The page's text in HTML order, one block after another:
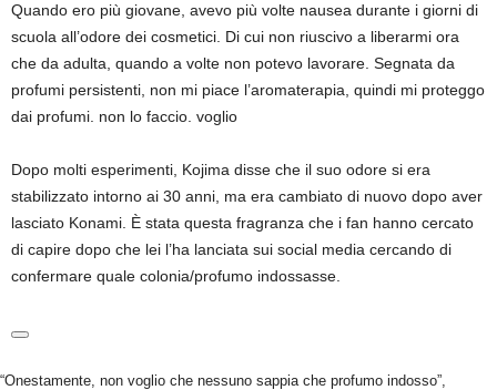
Quando ero più giovane, avevo più volte nausea durante i giorni di
scuola all’odore dei cosmetici. Di cui non riuscivo a liberarmi ora
che da adulta, quando a volte non potevo lavorare. Segnata da
profumi persistenti, non mi piace l’aromaterapia, quindi mi proteggo
dai profumi. non lo faccio. voglio
Dopo molti esperimenti, Kojima disse che il suo odore si era
stabilizzato intorno ai 30 anni, ma era cambiato di nuovo dopo aver
lasciato Konami. È stata questa fragranza che i fan hanno cercato
di capire dopo che lei l’ha lanciata sui social media cercando di
confermare quale colonia/profumo indossasse.
“Onestamente, non voglio che nessuno sappia che profumo indosso”,